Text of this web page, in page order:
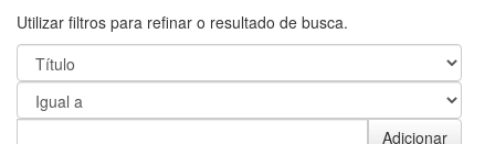
Utilizar filtros para refinar o resultado de busca.